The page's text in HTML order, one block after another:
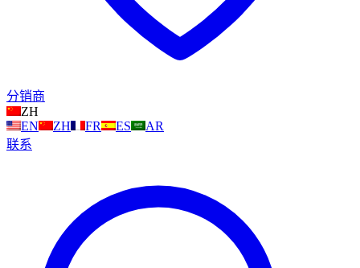
分销商
ZH
EN
ZH FR ES
AR
联系